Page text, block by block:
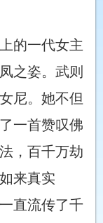
的一代女主
之姿。武则
尼。她不但
一首赞叹佛
，百千万劫
来真实
直流传了千